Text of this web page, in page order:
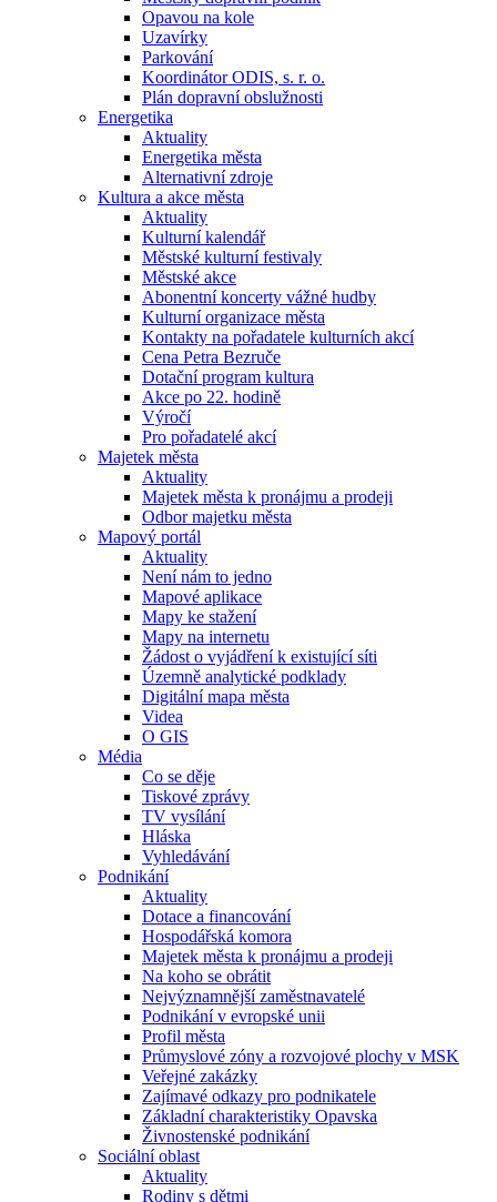
Opavou na kole
Uzavírky
Parkování
Koordinátor ODIS, s. r. o.
Plán dopravní obslužnosti
Energetika
Aktuality
Energetika města
Alternativní zdroje
Kultura a akce města
Aktuality
Kulturní kalendář
Městské kulturní festivaly
Městské akce
Abonentní koncerty vážné hudby
Kulturní organizace města
Kontakty na pořadatele kulturních akcí
Cena Petra Bezruče
Dotační program kultura
Akce po 22. hodině
Výročí
Pro pořadatelé akcí
Majetek města
Aktuality
Majetek města k pronájmu a prodeji
Odbor majetku města
Mapový portál
Aktuality
Není nám to jedno
Mapové aplikace
Mapy ke stažení
Mapy na internetu
Žádost o vyjádření k existující síti
Územně analytické podklady
Digitální mapa města
Videa
O GIS
Média
Co se děje
Tiskové zprávy
TV vysílání
Hláska
Vyhledávání
Podnikání
Aktuality
Dotace a financování
Hospodářská komora
Majetek města k pronájmu a prodeji
Na koho se obrátit
Nejvýznamnější zaměstnavatelé
Podnikání v evropské unii
Profil města
Průmyslové zóny a rozvojové plochy v MSK
Veřejné zakázky
Zajímavé odkazy pro podnikatele
Základní charakteristiky Opavska
Živnostenské podnikání
Sociální oblast
Aktuality
Rodiny s dětmi